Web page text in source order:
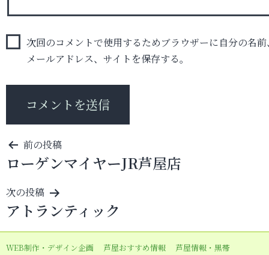
次回のコメントで使用するためブラウザーに自分の名前
メールアドレス、サイトを保存する。
投
稿
ナ
ビ
ゲ
ー
前の投稿
ローゲンマイヤーJR芦屋店
次の投稿
アトランティック
WEB制作・デザイン企画 芦屋おすすめ情報
芦屋情報・黒帯